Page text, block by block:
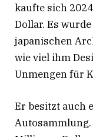
kaufte sich
Dollar. Es
japanischen
wie viel ihm
Unmengen für
Er besitzt auch